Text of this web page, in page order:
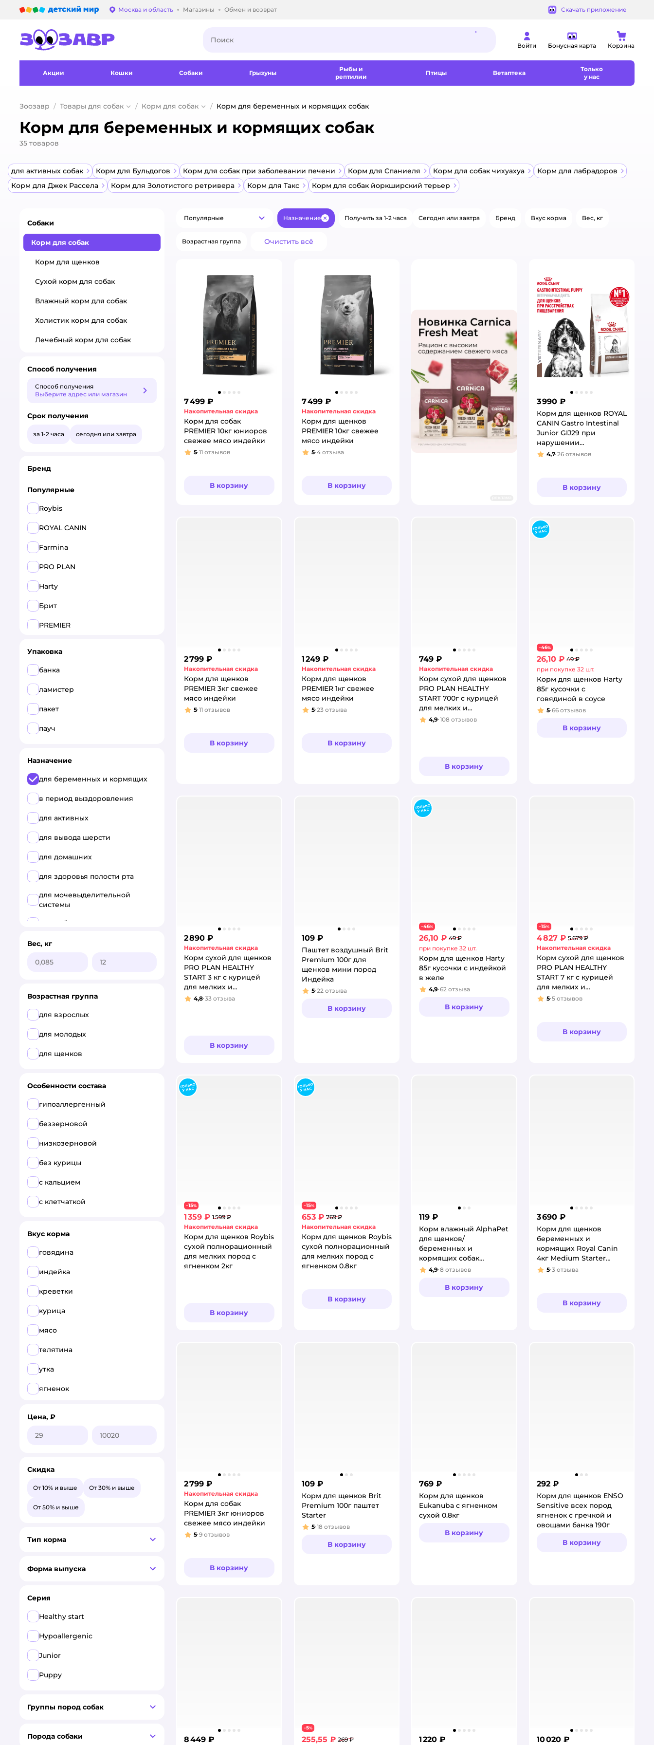
Выбор адреса доставки.
Москва и область Магазины Обмен и возврат Скачать приложение
Войти Бонусная карта Корзина
Акции Кошки Собаки Грызуны
Рыбы и
рептилии
Птицы Ветаптека
Только
у нас
Зоозавр Товары для собак Корм для собак Корм для беременных и кормящих собак
Корм для беременных и кормящих собак
35 товаров
для активных собак Корм для Бульдогов Корм для собак при заболевании печени Корм для Спаниеля Корм для собак чихуахуа
Корм для лабрадоров
Корм для Джек Рассела
Корм для Золотистого ретривера Корм для Такс Корм для собак йоркширский терьер
Популярные
Популярные Назначение ЗакрытьПолучить за 1-2 часа Сегодня или завтра Бренд Вкус корма Вес, кг
Возрастная группа Очистить всё
7 499 ₽
Накопительная скидка
Корм для собак
PREMIER 10кг юниоров
свежее мясо индейки
Рейтинг:
5 11 отзывов
В корзину
7 499 ₽
Накопительная скидка
Корм для щенков
PREMIER 10кг свежее
мясо индейки
Рейтинг:
5 4 отзыва
В корзину
3 990 ₽
Корм для щенков ROYAL
CANIN Gastro Intestinal
Junior GIJ29 при
нарушении
пищеварения 2.5кг
Рейтинг:
4,7 26 отзывов
В корзину
2 799 ₽
Накопительная скидка
Корм для щенков
PREMIER 3кг свежее
мясо индейки
Рейтинг:
5 11 отзывов
В корзину
1 249 ₽
Накопительная скидка
Корм для щенков
PREMIER 1кг свежее
мясо индейки
Рейтинг:
5 23 отзыва
В корзину
749 ₽
Накопительная скидка
Корм сухой для щенков
PRO PLAN HEALTHY
START 700г с курицей
для мелких и
карликовых пород
Рейтинг:
4,9 108 отзывов
В корзину
−46%
26,10 ₽ 49 ₽
при покупке 32 шт.
Корм для щенков Harty
85г кусочки с
говядиной в соусе
Рейтинг:
5 66 отзывов
В корзину
2 890 ₽
Накопительная скидка
Корм сухой для щенков
PRO PLAN HEALTHY
START 3 кг с курицей
для мелких и
карликовых пород
Рейтинг:
4,8 33 отзыва
В корзину
109 ₽
Паштет воздушный Brit
Premium 100г для
щенков мини пород
Индейка
Рейтинг:
5 22 отзыва
В корзину
−46%
26,10 ₽ 49 ₽
при покупке 32 шт.
Корм для щенков Harty
85г кусочки с индейкой
в желе
Рейтинг:
4,9 62 отзыва
В корзину
−15%
4 827 ₽ 5 679 ₽
Накопительная скидка
Корм сухой для щенков
PRO PLAN HEALTHY
START 7 кг с курицей
для мелких и
карликовых пород
Рейтинг:
5 5 отзывов
В корзину
−15%
1 359 ₽ 1 599 ₽
Накопительная скидка
Корм для щенков Roybis
сухой полнорационный
для мелких пород с
ягненком 2кг
В корзину
−15%
653 ₽ 769 ₽
Накопительная скидка
Корм для щенков Roybis
сухой полнорационный
для мелких пород с
ягненком 0.8кг
В корзину
119 ₽
Корм влажный AlphaPet
для щенков/
беременных и
кормящих собак
Superpremium ягненок
Рейтинг:
4,9 8 отзывов
В корзину
3 690 ₽
Корм для щенков
беременных и
кормящих Royal Canin
4кг Medium Starter
средних сухой
Рейтинг:
5 3 отзыва
В корзину
2 799 ₽
Накопительная скидка
Корм для собак
PREMIER 3кг юниоров
свежее мясо индейки
Рейтинг:
5 9 отзывов
В корзину
109 ₽
Корм для щенков Brit
Premium 100г паштет
Starter
Рейтинг:
5 18 отзывов
В корзину
769 ₽
Корм для щенков
Eukanuba с ягненком
сухой 0.8кг
В корзину
292 ₽
Корм для щенков ENSO
Sensitive всех пород
ягненок с гречкой и
овощами банка 190г
В корзину
8 449 ₽
−5%
255,55 ₽ 269 ₽ 1 220 ₽ 10 020 ₽
Собаки
Корм для собак
Корм для щенков
Сухой корм для собак
Влажный корм для собак
Холистик корм для собак
Лечебный корм для собак
Способ получения
Способ получения
Выберите адрес или магазин
Способ получения
Срок получения
за 1-2 часа сегодня или завтра
Бренд
Популярные
Roybis
ROYAL CANIN
Farmina
PRO PLAN
Harty
Брит
PREMIER
Все
Eukanuba
Farmina
Harty
Molina
PREMIER
PRO PLAN
ROYAL CANIN
Roybis
Четвероногий Гурман
Упаковка
банка
ламистер
пакет
пауч
Назначение
для беременных и кормящих
в период выздоровления
для активных
для вывода шерсти
для домашних
для здоровья полости рта
для мочевыделительной
системы
для набора веса
для привередливых
для профилактики стресса
мозга
полнорационный
кожи
при диабете
при заболеваниях ЖКТ
при заболеваниях печени
при заболеваниях почек
при заболеваниях суставов
при чувствительном
Вес, кг
Возрастная группа
для взрослых
для молодых
для щенков
Особенности состава
гипоаллергенный
беззерновой
низкозерновой
без курицы
с кальцием
с клетчаткой
Вкус корма
говядина
индейка
креветки
курица
мясо
телятина
утка
ягненок
Цена, ₽
Скидка
От 10% и выше От 30% и выше
От 50% и выше
Тип корма
Форма выпуска
Серия
Healthy start
Hypoallergenic
Junior
Puppy
Группы пород собак
Порода собаки